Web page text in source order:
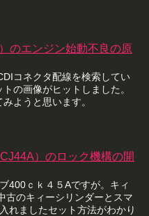
のエンジン始動不良の原
コネクタ配線を検索してい
の画像がヒットしました。
ようと思います。
）のロック機構の開
400ｃｋ４５Aですが。キィ
古のキィーシリンダーとスマ
れましたセット方法がわかり